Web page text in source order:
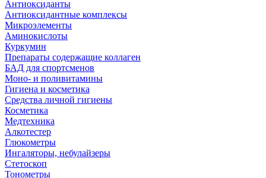
Антиоксиданты
Антиоксидантные комплексы
Микроэлементы
Аминокислоты
Куркумин
Препараты содержащие коллаген
БАД для спортсменов
Моно- и поливитамины
Гигиена и косметика
Средства личной гигиены
Косметика
Медтехника
Алкотестер
Глюкометры
Ингаляторы, небулайзеры
Стетоскоп
Тонометры